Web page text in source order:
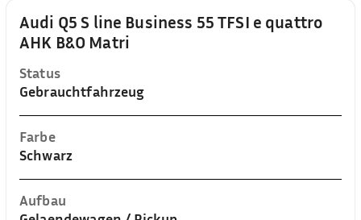
Audi Q5 S line Business 55 TFSI e quattro
AHK B&O Matri
Status
Gebrauchtfahrzeug
Farbe
Schwarz
Aufbau